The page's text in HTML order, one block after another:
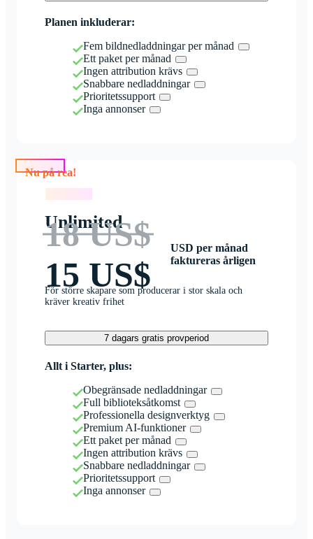
Planen inkluderar:
Fem bildnedladdningar per månad
Ett paket per månad
Ingen attribution krävs
Snabbare nedladdningar
Prioritetssupport
Inga annonser
Nu på rea!
Unlimited
18 US$
15 US$
USD per månad
faktureras årligen
För större skapare som producerar i stor skala och
kräver kreativ frihet
7 dagars gratis provperiod
Allt i Starter, plus:
Obegränsade nedladdningar
Full biblioteksåtkomst
Professionella designverktyg
Premium AI-funktioner
Ett paket per månad
Ingen attribution krävs
Snabbare nedladdningar
Prioritetssupport
Inga annonser